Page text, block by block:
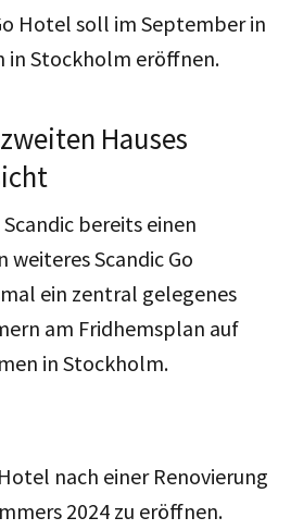
Hotel soll im September in
in Stockholm eröffnen.
Hauses
Scandic bereits einen
Scandic Go
ein zentral gelegenes
am Fridhemsplan auf
in Stockholm.
nach einer Renovierung
2024 zu eröffnen.